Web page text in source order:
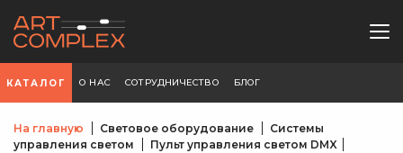
КАТАЛОГ О НАС СОТРУДНИЧЕСТВО БЛОГ
На главную Световое оборудование
Системы
управления светом
Пульт управления светом DMX